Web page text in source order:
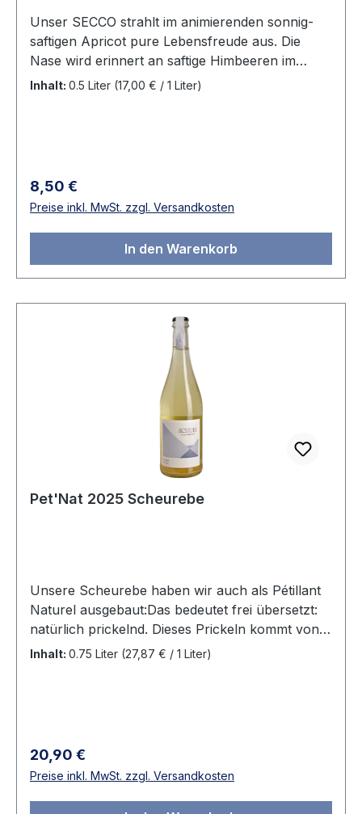
Unser SECCO strahlt im animierenden sonnig-
saftigen Apricot pure Lebensfreude aus. Die
Nase wird erinnert an saftige Himbeeren im
Zusammenspiel mit reifen Aprikosen und
Inhalt: 0.5 Liter (17,00 € / 1 Liter)
Regulärer Preis:
8,50 €
Preise inkl. MwSt. zzgl. Versandkosten
In den Warenkorb
Pet'Nat 2025 Scheurebe
Unsere Scheurebe haben wir auch als Pétillant
Naturel ausgebaut:Das bedeutet frei übersetzt:
natürlich prickelnd. Dieses Prickeln kommt von
natürlicher Kohlensäure, die bei der ersten
den bereits leicht gärenden Most auf die Flasche,
wo er fertig durchgären darf. Unfiltriert bleibt
noch ein leichter Trub zurück, der die
Natürlichkeit unseres Pét Nats betont.Unser Pét
Inhalt: 0.75 Liter (27,87 € / 1 Liter)
Regulärer Preis:
20,90 €
Preise inkl. MwSt. zzgl. Versandkosten